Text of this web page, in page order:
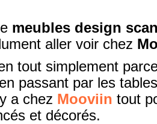
meubles design
aller voir chez
tout simplement
passant par les
a chez Mooviin tout
et décorés.